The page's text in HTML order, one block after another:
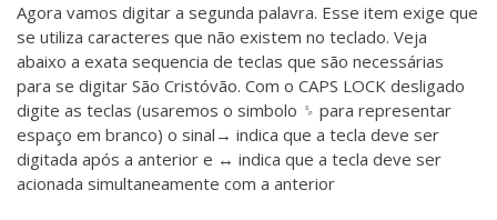
Agora vamos digitar a segunda palavra. Esse item exige que
se utiliza caracteres que não existem no teclado. Veja
abaixo a exata sequencia de teclas que são necessárias
para se digitar São Cristóvão. Com o CAPS LOCK desligado
digite as teclas (usaremos o simbolo ␠ para representar
espaço em branco) o sinal→ indica que a tecla deve ser
digitada após a anterior e ↔ indica que a tecla deve ser
acionada simultaneamente com a anterior